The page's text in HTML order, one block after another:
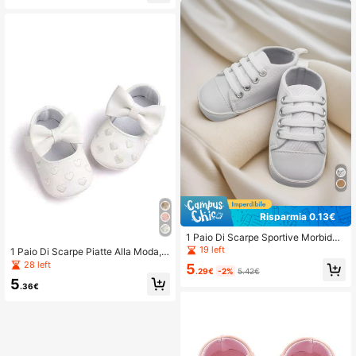
1 Paio Di Scarpe Piatte Alla Moda,
Morbide E Anti-scivolo Per Neonati/
Bambine, Adatte Per Primavera/Aut
unno
28 left
5.36€
Risparmia 0.13€
1 Paio Di Scarpe Sportive Morbide
E Traspiranti Per Neonati/Bambini P
19 left
5.29€ -2% 5.42€